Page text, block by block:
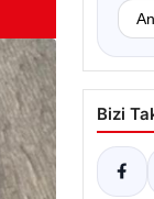
Bizi